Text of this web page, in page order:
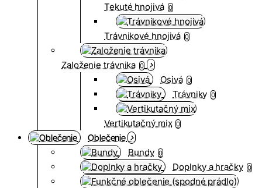
Tekuté hnojivá 0
Trávnikové hnojivá 0
Založenie trávnika 0
Osivá 0
Trávniky 0
Vertikutačný mix 0
Oblečenie
Bundy 0
Doplnky a hračky 0